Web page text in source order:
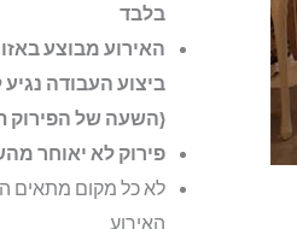
בלבד
האירוע מבוצע
ביצוע העבודה
{השעה של הפירוק
פירוק לא יאוחר מהשעה
לא כל מקום מתאים
האירוע